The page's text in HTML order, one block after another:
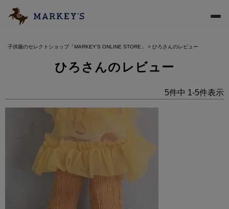
子供服のセレクトショップ「MARKEY'S ONLINE STORE」 ひろさんのレビュー
ひろさんのレビュー
5件中 1-5件表示